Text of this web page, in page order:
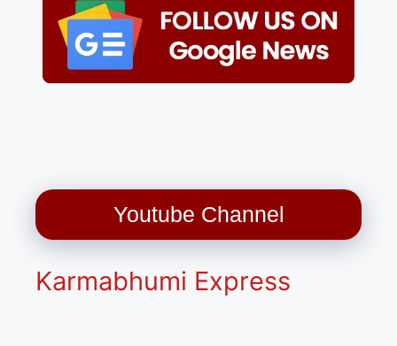
Youtube Channel
Karmabhumi Express